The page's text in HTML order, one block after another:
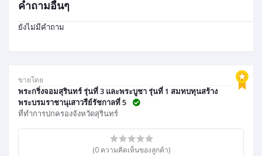
ขายโดย
พระกริ่งจอมสุรินทร์ รุ่นที่ 3 และพระบูชา รุ่นที่ 1 สมทบทุนสร้าง
พระบรมราชานุเสาวรีย์รัชกาลที่ 5
ที่ทำการปกครองจังหวัดสุรินทร์
(0 ความคิดเห็นของลูกค้า)
คำถามอื่นๆ
ยังไม่มีคำถาม